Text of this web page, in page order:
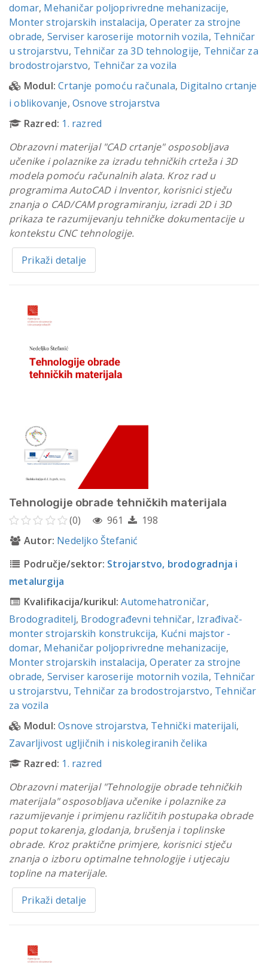
domar, Mehaničar poljoprivredne mehanizacije,
Monter strojarskih instalacija,Operater za strojne
obrade, Serviser karoserije motornih vozila, Tehničar
u strojarstvu, Tehničar za 3D tehnologije, Tehničar za
brodostrojarstvo, Tehničar za vozila
Modul: Crtanje pomoću računala, Digitalno crtanje
i oblikovanje,Osnove strojarstva
Razred: 1. razred
Obrazovni materijal "CAD crtanje" osposobljava
učenike i polaznike za izradu tehničkih crteža i 3D
modela pomoću računalnih alata. Kroz rad u
programima AutoCAD i Inventor, korisnici stječu
znanja o CAD/CAM programiranju, izradi 2D i 3D
prikaza te razumijevanju tehničke dokumentacije u
kontekstu CNC tehnologije.
Prikaži detalje
Tehnologije obrade tehničkih materijala
(0) 961
198
Autor: Nedeljko Štefanić
Područje/sektor: Strojarstvo, brodogradnja i
metalurgija
Kvalifikacija/kurikul: Automehatroničar,
Brodograditelj, Brodograđevni tehničar, Izrađivač-
monter strojarskih konstrukcija, Kućni majstor -
domar, Mehaničar poljoprivredne mehanizacije,
Monter strojarskih instalacija,Operater za strojne
obrade, Serviser karoserije motornih vozila, Tehničar
u strojarstvu, Tehničar za brodostrojarstvo, Tehničar
za vozila
Modul: Osnove strojarstva, Tehnički materijali,
Zavarljivost ugljičnih i niskolegiranih čelika
Razred: 1. razred
Obrazovni materijal "Tehnologije obrade tehničkih
materijala" osposobljava učenike i polaznike za
razumijevanje i primjenu različitih postupaka obrade
poput tokarenja, glodanja, brušenja i toplinske
obrade. Kroz praktične primjere, korisnici stječu
znanja o izboru optimalne tehnologije i utjecaju
topline na materijale.
Prikaži detalje